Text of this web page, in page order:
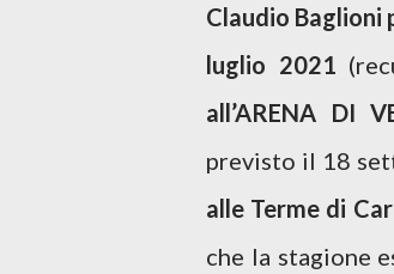
Claudio Baglioni
luglio 2021
all’ARENA DI
previsto il 18
alle Terme di
che la stagione